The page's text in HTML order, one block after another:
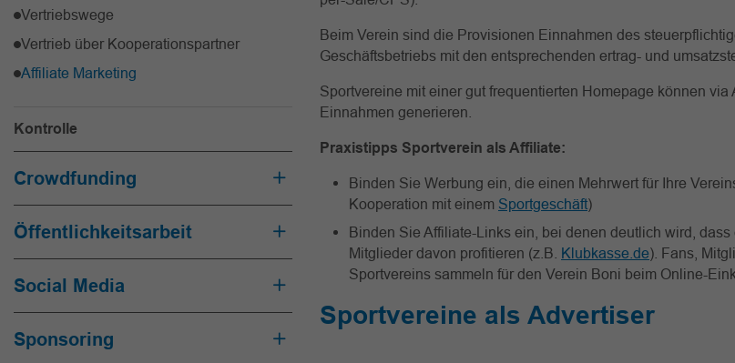
Vertriebswege
Vertrieb über Kooperationspartner
Affiliate Marketing
Kontrolle
Crowdfunding
Öffentlichkeitsarbeit
Social Media
Sponsoring
Beim Verein sind die Provisionen Einnahmen des
Geschäftsbetriebs mit den entsprechenden ertrag- und
Sportvereine mit einer gut frequentierten Homepage können via
Einnahmen generieren.
Praxistipps Sportverein als Affiliate:
Binden Sie Werbung ein, die einen Mehrwert für Ihre
Kooperation mit einem Sportgeschäft)
Binden Sie Affiliate-Links ein, bei denen deutlich wird, dass
Mitglieder davon profitieren (z.B. Klubkasse.de). Fans,
Sportvereins sammeln für den Verein Boni beim Online-
Sportvereine als Advertiser